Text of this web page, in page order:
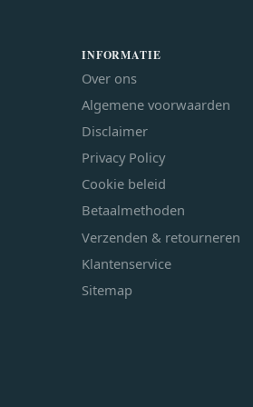
INFORMATIE
Over ons
Algemene voorwaarden
Disclaimer
Privacy Policy
Cookie beleid
Betaalmethoden
Verzenden & retourneren
Klantenservice
Sitemap